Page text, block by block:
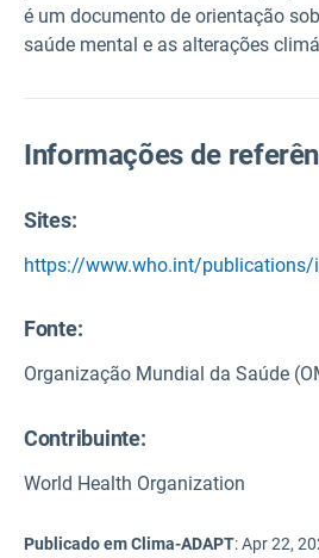
é um documento de orientação
saúde mental e as alterações
Informações de
Sites:
https://www.who.int/
Fonte:
Organização Mundial da Saúde
Contribuinte:
World Health Organization
Publicado em Clima-ADAPT:Apr 22,